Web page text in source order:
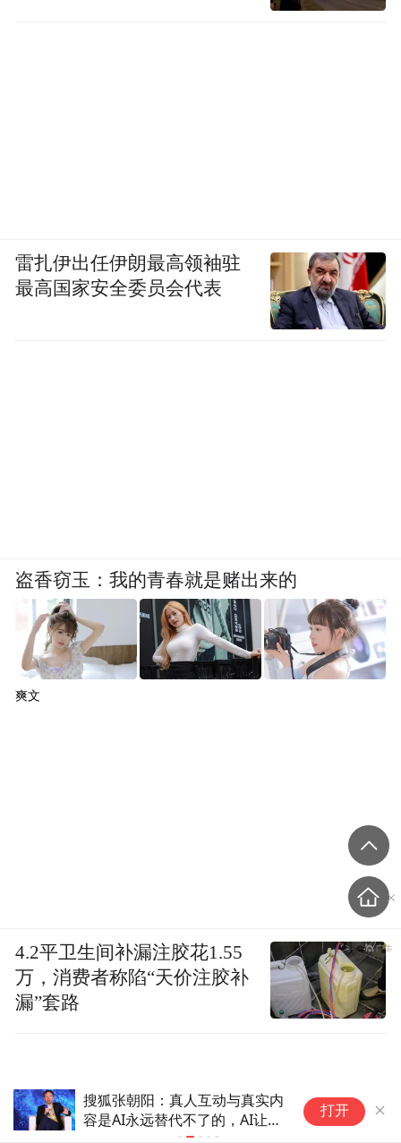
AI短剧女主方桃子美瞳广告已下
架 律师：涉嫌虚构使用体验
打开
雷扎伊出任伊朗最高领袖驻
最高国家安全委员会代表
盗香窃玉：我的青春就是赌出来的
爽文
4.2平卫生间补漏注胶花1.55
万，消费者称陷“天价注胶补
漏”套路